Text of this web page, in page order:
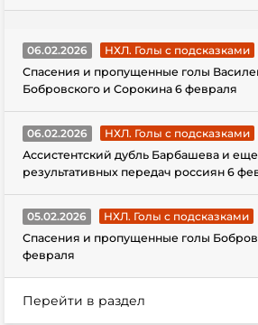
06.02.2026
НХЛ. Голы с подсказками
Спасения и пропущенные голы
Бобровского и Сорокина 6 февраля
06.02.2026
НХЛ. Голы с подсказками
Ассистентский дубль Барбашева и еще
результативных передач россиян 6
05.02.2026
НХЛ. Голы с подсказками
Спасения и пропущенные голы
февраля
Перейти в раздел